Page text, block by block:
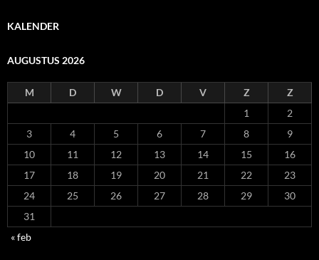
KALENDER
AUGUSTUS 2026
M D W D V Z
Z
1
2
3
4 5 6 7 8
9
10
11 12 13 14 15
16
17
18 19 20 21 22
23
24
25 26 27 28 29
30
31
« feb